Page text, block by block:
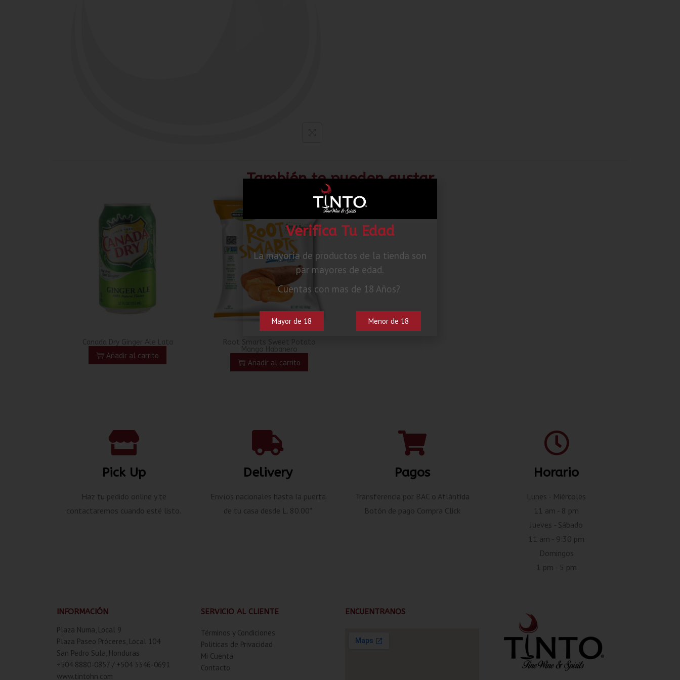
También te pueden gustar
Añadir al carrito
Añadir al carrito
Pick Up
Haz tu pedido online y te
contactaremos cuando esté listo.
Delivery
Envíos nacionales hasta la puerta
de tu casa desde L. 80.00*
Pagos
Transferencia por BAC o Atlántida
Botón de pago Compra Click
Horario
Lunes - Miércoles
11 am - 8 pm
Jueves - Sábado
11 am - 9:30 pm
Domingos
1 pm - 5 pm
INFORMACIÓN
Plaza Numa, Local 9
Plaza Paseo Próceres, Local 104
San Pedro Sula, Honduras
+504 8880-0857 / +504 3346-0691
www.tintohn.com
SERVICIO AL CLIENTE
Términos y Condiciones
Politicas de Privacidad
Mi Cuenta
Contacto
ENCUENTRANOS
Verifica Tu Edad
La mayoría de productos de la tienda son
par mayores de edad.
Cuentas con mas de 18 Años?
Mayor de 18 Menor de 18